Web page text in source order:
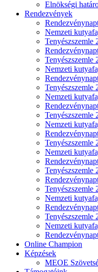
Elnökségi
Rendezvények
Nemzeti
Tenyészszemle
Tenyészszemle
Nemzeti
Tenyészszemle
Nemzeti
Tenyészszemle
Nemzeti
Tenyészszemle
Nemzeti
Tenyészszemle
Tenyészszemle
Nemzeti
Tenyészszemle
Nemzeti
Online Champion
Képzések
MEOE